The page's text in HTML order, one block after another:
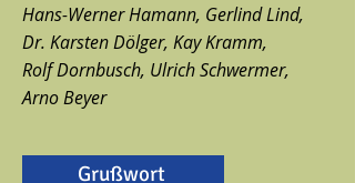
Hans-Werner Hamann, Gerlind Lind,
Dr. Karsten Dölger, Kay Kramm,
Rolf Dornbusch, Ulrich Schwermer,
Arno Beyer
Grußwort